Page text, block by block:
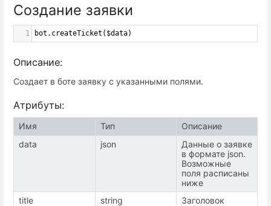
Создание заявки
1 bot . createTicket ( $data)
Описание:
Создает в боте заявку с указанными полями.
Атрибуты:
Имя Тип
Описание
data
json
Данные о заявке
в формате json.
Возможные
поля расписаны
ниже
title
string
Заголовок